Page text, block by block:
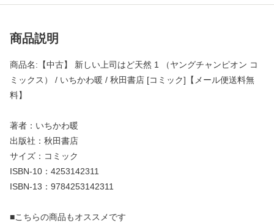
商品説明
商品名:【中古】 新しい上司はど天然 1 （ヤングチャンピオン コ
ミックス） / いちかわ暖 / 秋田書店 [コミック]【メール便送料無
料】
著者：いちかわ暖
出版社：秋田書店
サイズ：コミック
ISBN-10：4253142311
ISBN-13：9784253142311
■こちらの商品もオススメです